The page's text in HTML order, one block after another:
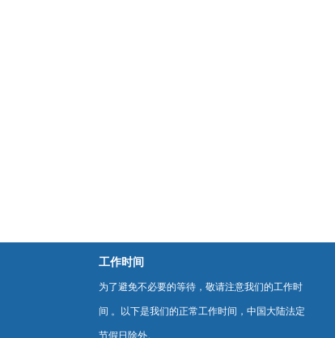
工作时间
为了避免不必要的等待，敬请注意我们的工作时
间 。以下是我们的正常工作时间，中国大陆法定
节假日除外。